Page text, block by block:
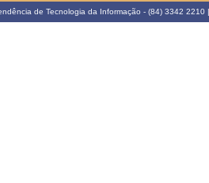
de Tecnologia da Informação - (84) 3342